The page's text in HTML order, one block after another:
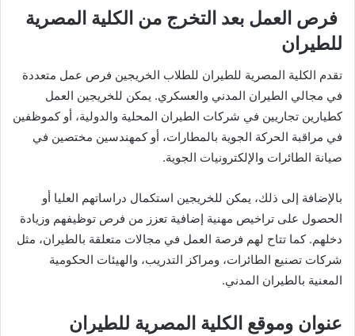
فرص العمل بعد التخرج من الكلية المصرية
للطيران
تقدم الكلية المصرية للطيران للطلاب الخريجين فرص عمل متعددة
في مجالي الطيران المدني والعسكري. يمكن للخريجين العمل
كطيارين تجاريين في شركات الطيران المحلية والدولية، أو كموظفين
في مراقبة الحركة الجوية بالمطارات، أو كمهندسين مختصين في
صيانة الطائرات والإلكترونيات الجوية.
بالإضافة إلى ذلك، يمكن للخريجين استكمال دراساتهم العليا أو
الحصول على تراخيص مهنية إضافية تعزز من فرص توظيفهم وزيادة
دخلهم. كما تتاح لهم فرصة العمل في مجالات متعلقة بالطيران، مثل
شركات تصنيع الطائرات، ومراكز التدريب، والهيئات الحكومية
المعنية بالطيران المدني.
عنوان وموقع الكلية المصرية للطيران